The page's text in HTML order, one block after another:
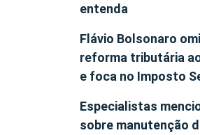
entenda
Flávio Bolsonaro
reforma tributária
e foca no Imposto
Especialistas
sobre manutenção